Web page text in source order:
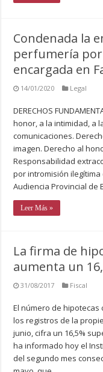
Condenada la
perfumería
encargada en
14/01/2020 Legal
DERECHOS
honor, a la intimidad, a
comunicaciones.
imagen. Derecho al
Responsabilidad
por intromisión
Audiencia Provincial de
Leer Más »
La firma de
aumenta un
31/08/2017 Fiscal
El número de
los registros de la
junio, cifra un 16,5%
ha informado hoy el
del segundo mes